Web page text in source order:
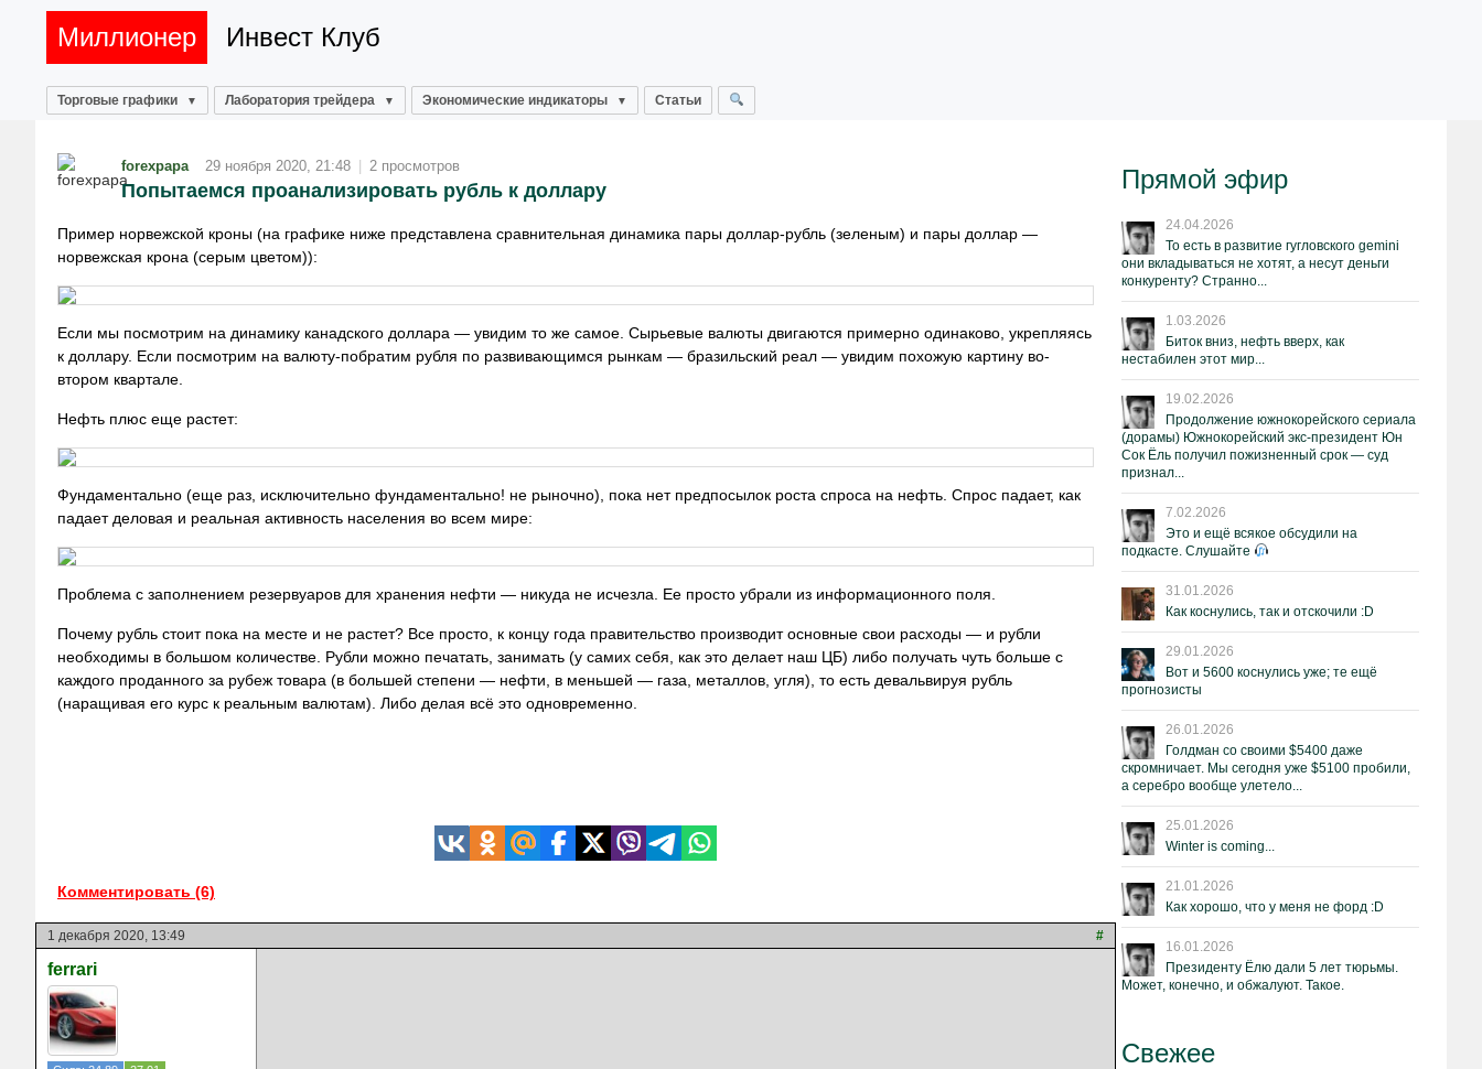
Миллионер Инвест Клуб
Торговые графики Лаборатория трейдера Экономические индикаторы Статьи
forexpapa 29 ноября 2020, 21:48 | 2 просмотров
Попытаемся проанализировать рубль к доллару
Пример норвежской кроны (на графике ниже представлена сравнительная динамика пары доллар-рубль (зеленым) и пары доллар —
норвежская крона (серым цветом)):
Если мы посмотрим на динамику канадского доллара — увидим то же самое. Сырьевые валюты двигаются примерно одинаково, укрепляясь
к доллару. Если посмотрим на валюту-побратим рубля по развивающимся рынкам — бразильский реал — увидим похожую картину во-
втором квартале.
Нефть плюс еще растет:
Фундаментально (еще раз, исключительно фундаментально! не рыночно), пока нет предпосылок роста спроса на нефть. Спрос падает, как
падает деловая и реальная активность населения во всем мире:
Проблема с заполнением резервуаров для хранения нефти — никуда не исчезла. Ее просто убрали из информационного поля.
Почему рубль стоит пока на месте и не растет? Все просто, к концу года правительство производит основные свои расходы — и рубли
необходимы в большом количестве. Рубли можно печатать, занимать (у самих себя, как это делает наш ЦБ) либо получать чуть больше с
каждого проданного за рубеж товара (в большей степени — нефти, в меньшей — газа, металлов, угля), то есть девальвируя рубль
(наращивая его курс к реальным валютам). Либо делая всё это одновременно.
Комментировать (6)
1 декабря 2020, 13:49 #
ferrari
Прямой эфир
24.04.2026
То есть в развитие гугловского gemini
они вкладываться не хотят, а несут деньги
конкуренту? Странно...
1.03.2026
Биток вниз, нефть вверх, как
нестабилен этот мир...
19.02.2026
Продолжение южнокорейского сериала
(дорамы) Южнокорейский экс-президент Юн
Сок Ёль получил пожизненный срок — суд
признал...
7.02.2026
Это и ещё всякое обсудили на
подкасте. Слушайте
31.01.2026
Как коснулись, так и отскочили :D
29.01.2026
Вот и 5600 коснулись уже; те ещё
прогнозисты
26.01.2026
Голдман со своими $5400 даже
скромничает. Мы сегодня уже $5100 пробили,
а серебро вообще улетело...
25.01.2026
Winter is coming...
21.01.2026
Как хорошо, что у меня не форд :D
16.01.2026
Президенту Ёлю дали 5 лет тюрьмы.
Может, конечно, и обжалуют. Такое.
Свежее